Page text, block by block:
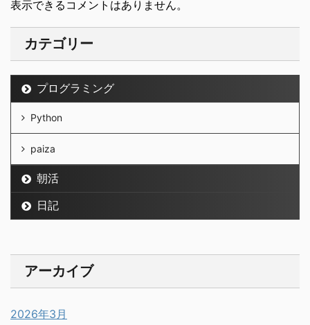
表示できるコメントはありません。
カテゴリー
プログラミング
Python
paiza
朝活
日記
アーカイブ
2026年3月